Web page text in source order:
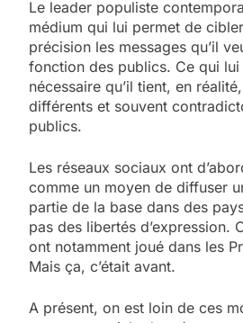
Le leader populiste
médium qui lui permet de
précision les messages qu’il
fonction des publics. Ce qui lui
nécessaire qu’il tient, en
différents et souvent
publics.
Les réseaux sociaux ont
comme un moyen de diffuser
partie de la base dans des
pas des libertés d’expression.
ont notamment joué dans les
Mais ça, c’était avant.
A présent, on est loin de ces